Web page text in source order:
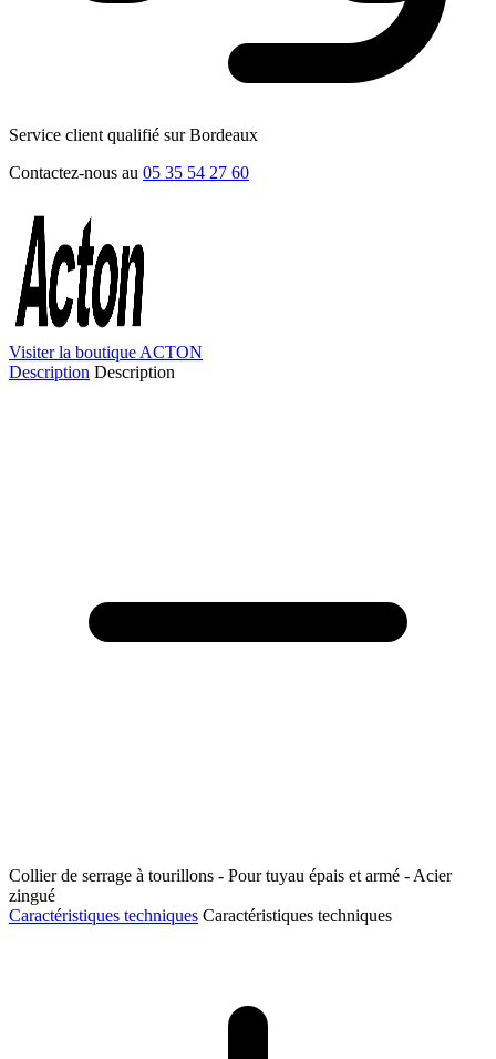
Service client qualifié sur Bordeaux
Contactez-nous au 05 35 54 27 60
Visiter la boutique ACTON
Description Description
Collier de serrage à tourillons - Pour tuyau épais et armé - Acier
zingué
Caractéristiques techniques Caractéristiques techniques